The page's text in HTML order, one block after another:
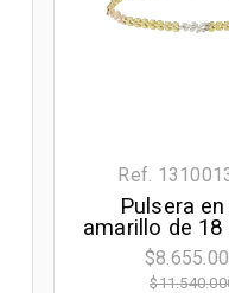
Ref.
Pulsera
amarillo de 18
19 cm. de
mm. de